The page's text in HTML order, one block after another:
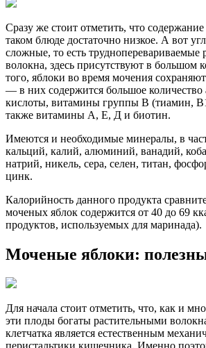
Сразу же стоит отметить, что
таком блюде достаточно низкое. А вот
сложные, то есть трудноперевариваемые
волокна, здесь присутствуют в большом
того, яблоки во время мочения
— в них содержится большое количество
кислоты, витамины группы В (тиамин,
также витамины А, Е, Д и биотин.
Имеются и необходимые минералы, в
кальций, калий, алюминий, ванадий,
натрий, никель, сера, селен, титан,
цинк.
Калорийность данного продукта
моченых яблок содержится от 40 до 69
продуктов, используемых для маринада).
Моченые яблоки:
Для начала стоит отметить, что, как и
эти плоды богаты растительными
клетчатка является естественным